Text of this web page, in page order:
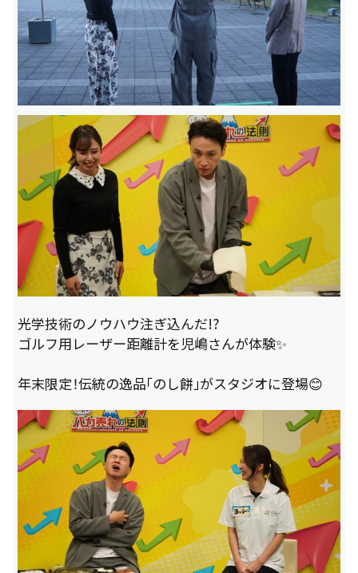
光学技術のノウハウ注ぎ込んだ!?
ゴルフ用レーザー距離計を児嶋さんが体験✨
年末限定！伝統の逸品「のし餅」がスタジオに登場😊